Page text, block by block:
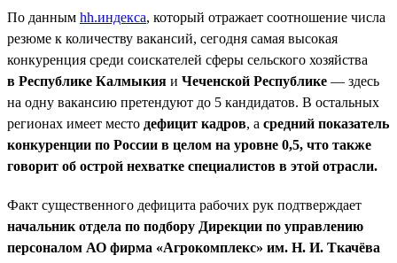
По данным hh.индекса, который отражает соотношение числа
резюме к количеству вакансий, сегодня самая высокая
конкуренция среди соискателей сферы сельского хозяйства
в Республике Калмыкия и Чеченской Республике — здесь
на одну вакансию претендуют до 5 кандидатов. В остальных
регионах имеет место дефицит кадров, а средний показатель
конкуренции по России в целом на уровне 0,5, что также
говорит об острой нехватке специалистов в этой отрасли.
Факт существенного дефицита рабочих рук подтверждает
начальник отдела по подбору Дирекции по управлению
персоналом АО фирма «Агрокомплекс» им. Н. И. Ткачёва